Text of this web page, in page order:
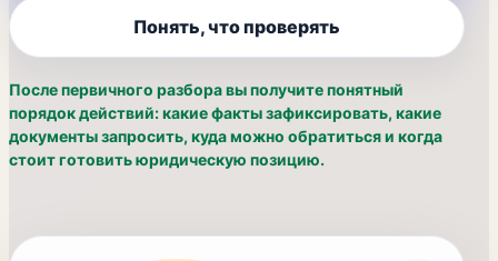
Понять, что проверять
После первичного разбора вы получите понятный
порядок действий: какие факты зафиксировать, какие
документы запросить, куда можно обратиться и когда
стоит готовить юридическую позицию.